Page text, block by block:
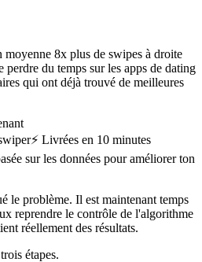
moyenne 8x plus de swipes à droite
du temps sur les apps de dating
qui ont déjà trouvé de meilleures
⚡️ Livrées en 10 minutes
sur les données pour améliorer ton
le problème. Il est maintenant temps
reprendre le contrôle de l'algorithme
réellement des résultats.
étapes.